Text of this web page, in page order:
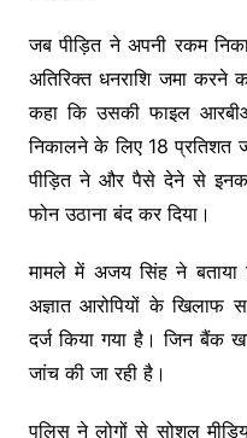
जब पीड़ित ने अपनी रकम
अतिरिक्त धनराशि जमा करने
कहा कि उसकी फाइल
निकालने के लिए 18 प्रतिशत
पीड़ित ने और पैसे देने से
फोन उठाना बंद कर दिया।
मामले में अजय सिंहने बताया
अज्ञात आरोपियों के खिलाफ
दर्ज किया गया है। जिन बैंक
जांच की जा रही है।
पुलिस ने लोगों से सोशल